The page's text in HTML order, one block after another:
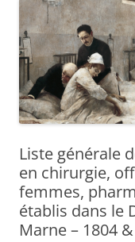
Liste générale
en chirurgie,
femmes,
établis dans le
Marne – 1804 &